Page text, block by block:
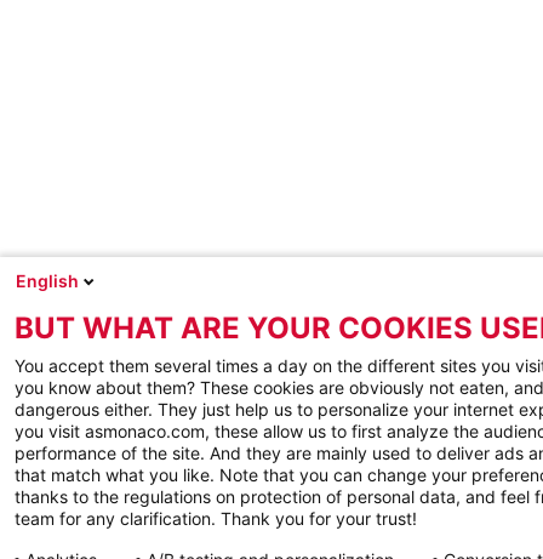
English
BUT WHAT ARE YOUR COOKIES
You accept them several times a day on the different sites you
you know about them? These cookies are obviously not eaten,
dangerous either. They just help us to personalize your internet
you visit asmonaco.com, these allow us to first analyze the
performance of the site. And they are mainly used to deliver ads
that match what you like. Note that you can change your
thanks to the regulations on protection of personal data, and feel
team for any clarification. Thank you for your trust!